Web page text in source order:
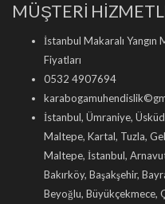
MÜŞTERİ
İstanbul Makaralı Yangın
Fiyatları
0532 4907694
İstanbul, Ümraniye,
Maltepe, Kartal, Tuzla,
Maltepe, İstanbul,
Bakırköy, Başakşehir,
Beyoğlu, Büyükçekmece,